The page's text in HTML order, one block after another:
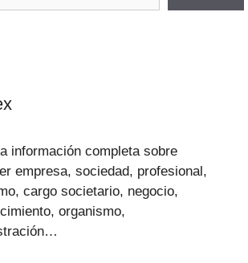
información completa sobre
empresa, sociedad, profesional,
cargo societario, negocio,
organismo,